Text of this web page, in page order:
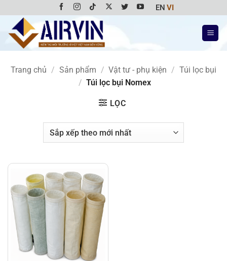
qua
nội
dung
EN VI
Trang chủ / Sản phẩm / Vật tư - phụ kiện / Túi lọc bụi
/ Túi lọc bụi Nomex
LỌC